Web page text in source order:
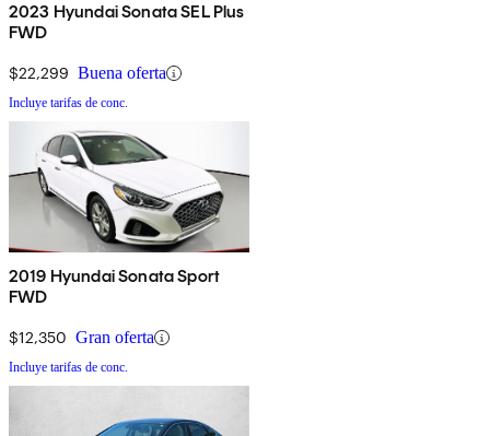
2023 Hyundai Sonata SEL Plus
FWD
$22,299 Buena oferta
Incluye tarifas de conc.
2019 Hyundai Sonata Sport
FWD
$12,350 Gran oferta
Incluye tarifas de conc.